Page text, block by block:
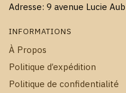
Adresse: 9 avenue Lucie
INFORMATIONS
À Propos
Politique d’expédition
Politique de confidentialité